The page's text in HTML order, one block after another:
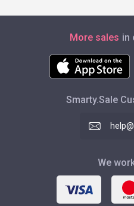
More sales in
Smarty.Sale
We